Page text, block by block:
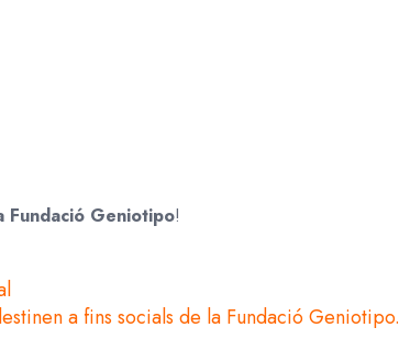
Fundació Geniotipo!
a fins socials de la Fundació Geniotipo.